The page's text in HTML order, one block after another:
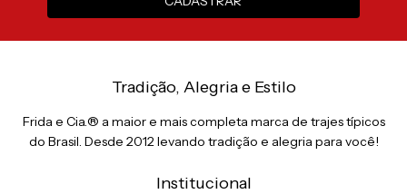
Tradição, Alegria e Estilo
Frida e Cia.® a maior e mais completa marca de trajes típicos
do Brasil. Desde 2012 levando tradição e alegria para você!
Institucional